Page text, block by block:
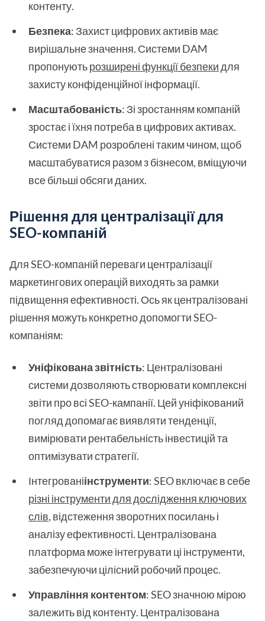
контенту.
Безпека: Захист цифрових активів має
вирішальне значення. Системи DAM
пропонуютьрозширені функції безпекидля
захисту конфіденційної інформації.
Масштабованість: Зі зростанням компаній
зростає і їхня потреба в цифрових активах.
Системи DAM розроблені таким чином, щоб
масштабуватися разом з бізнесом, вміщуючи
все більші обсяги даних.
Рішення для централізації для
SEO-компаній
Для SEO-компаній переваги централізації
маркетингових операцій виходять за рамки
підвищення ефективності. Ось як централізовані
рішення можуть конкретно допомогти SEO-
компаніям:
Уніфікована звітність: Централізовані
системи дозволяють створювати комплексні
звіти про всі SEO-кампанії. Цей уніфікований
погляд допомагає виявляти тенденції,
вимірювати рентабельність інвестицій та
оптимізувати стратегії.
Інтегрованіінструменти: SEO включає в себе
різні інструменти для дослідження ключових
слів, відстеження зворотних посилань і
аналізу ефективності. Централізована
платформа може інтегрувати ці інструменти,
забезпечуючи цілісний робочий процес.
Управління контентом: SEO значною мірою
залежить від контенту. Централізована